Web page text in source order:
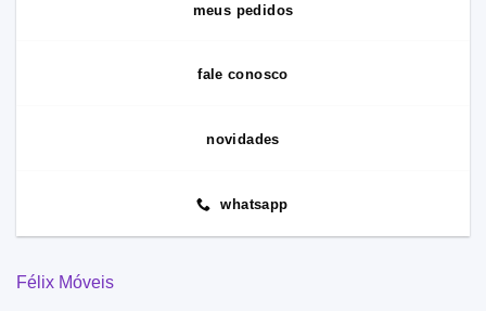
meus pedidos
fale conosco
novidades
whatsapp
Félix Móveis